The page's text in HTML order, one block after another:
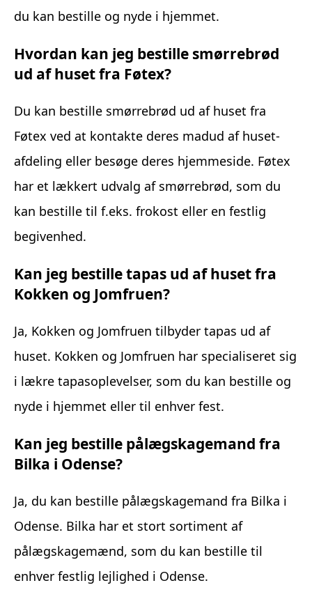
du kan bestille og nyde i hjemmet.
Hvordan kan jeg bestille smørrebrød
ud af huset fra Føtex?
Du kan bestille smørrebrød ud af huset fra
Føtex ved at kontakte deres madud af huset-
afdeling eller besøge deres hjemmeside. Føtex
har et lækkert udvalg af smørrebrød, som du
kan bestille til f.eks. frokost eller en festlig
begivenhed.
Kan jeg bestille tapas ud af huset fra
Kokken og Jomfruen?
Ja, Kokken og Jomfruen tilbyder tapas ud af
huset. Kokken og Jomfruen har specialiseret sig
i lækre tapasoplevelser, som du kan bestille og
nyde i hjemmet eller til enhver fest.
Kan jeg bestille pålægskagemand fra
Bilka i Odense?
Ja, du kan bestille pålægskagemand fra Bilka i
Odense. Bilka har et stort sortiment af
pålægskagemænd, som du kan bestille til
enhver festlig lejlighed i Odense.